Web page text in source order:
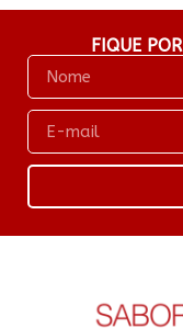
FIQUE